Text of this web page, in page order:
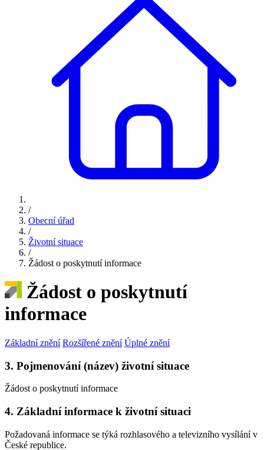
/
Obecní úřad
/
Životní situace
/
Žádost o poskytnutí informace
Žádost o poskytnutí
informace
Základní znění Rozšířené znění Úplné znění
3. Pojmenování (název) životní situace
Žádost o poskytnutí informace
4. Základní informace k životní situaci
Požadovaná informace se týká rozhlasového a televizního vysílání v
České republice.